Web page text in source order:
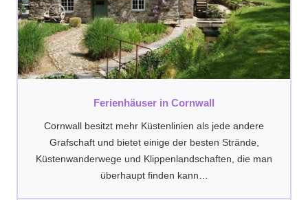
Ferienhäuser in Cornwall
Cornwall besitzt mehr Küstenlinien als jede andere
Grafschaft und bietet einige der besten Strände,
Küstenwanderwege und Klippenlandschaften, die man
überhaupt finden kann…